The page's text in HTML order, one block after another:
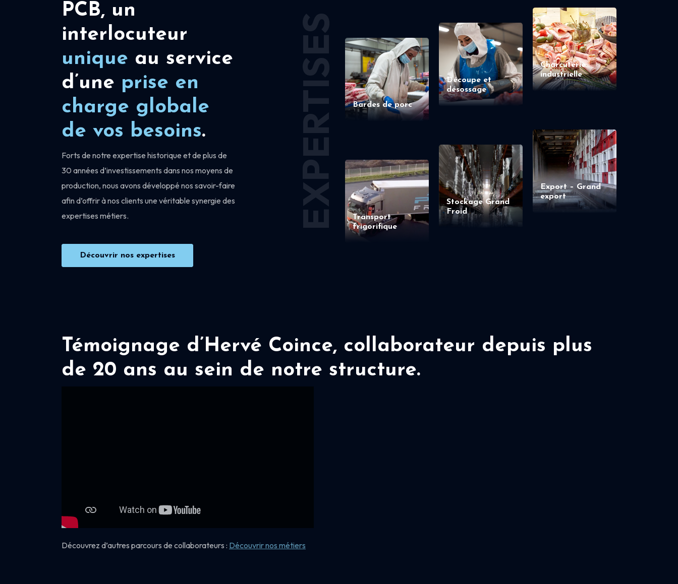
PCB, un
interlocuteur
unique au service
d’une prise en
charge globale
de vos besoins.
Forts de notre expertise historique et de plus de
30 années d’investissements dans nos moyens de
production, nous avons développé nos savoir-faire
afin d’offrir à nos clients une véritable synergie des
expertises métiers.
Découvrir nos expertises
EXPERTISES Bardes de porc
Découpe et
désossage
Charcuterie
industrielle
Transport
frigorifique
Stockage Grand
Froid
Export – Grand
export
Témoignage d’Hervé Coince, collaborateur depuis plus
de 20 ans au sein de notre structure.
Découvrez d’autres parcours de collaborateurs : Découvrir nos métiers